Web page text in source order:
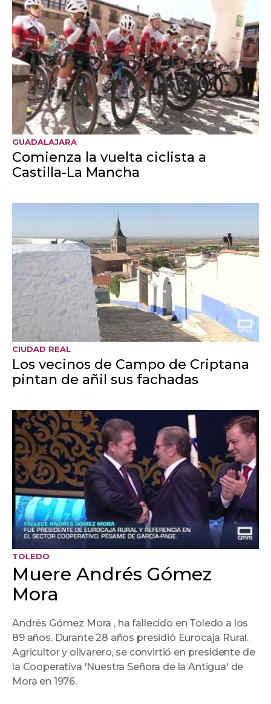
Mora
Andrés Gómez Mora , ha fallecido en Toledo a los
89 años. Durante 28 años presidió Eurocaja Rural.
​Agricultor y olivarero, se convirtió en presidente de
la Cooperativa 'Nuestra Señora de la Antigua' de
Mora en 1976.
​En 1997 fue elegido presidente del Consejo
Regulador de la Denominación de Origen 'Montes
de Toledo' de Aceite de Oliva; en abril de 2005 fue
nombrado consejero del Banco Cooperativo
TOLEDO
de las fiestas de varios pueblos por
el riesgo de incendio
GUADALAJARA
Pérdidas en el sector turístico en
las zonas afectadas por los
incendios